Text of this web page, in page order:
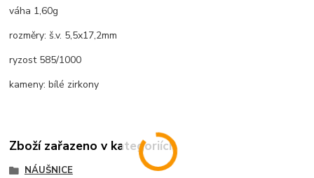
váha 1,60g
rozměry: š.v. 5,5x17,2mm
ryzost 585/1000
kameny: bílé zirkony
Zboží zařazeno v kategoriích
NÁUŠNICE